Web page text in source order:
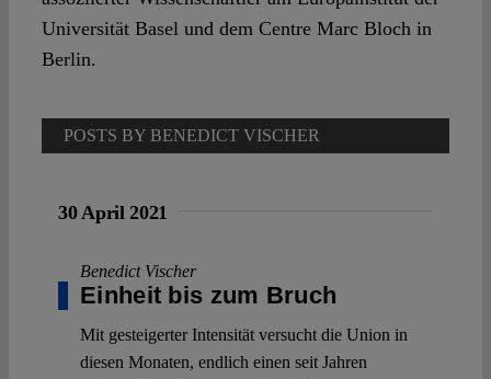
Universität Basel und dem Centre Marc Bloch in
Berlin.
POSTS BY BENEDICT VISCHER
30 April 2021
Benedict Vischer
Einheit bis zum Bruch
Mit gesteigerter Intensität versucht die Union in
diesen Monaten, endlich einen seit Jahren